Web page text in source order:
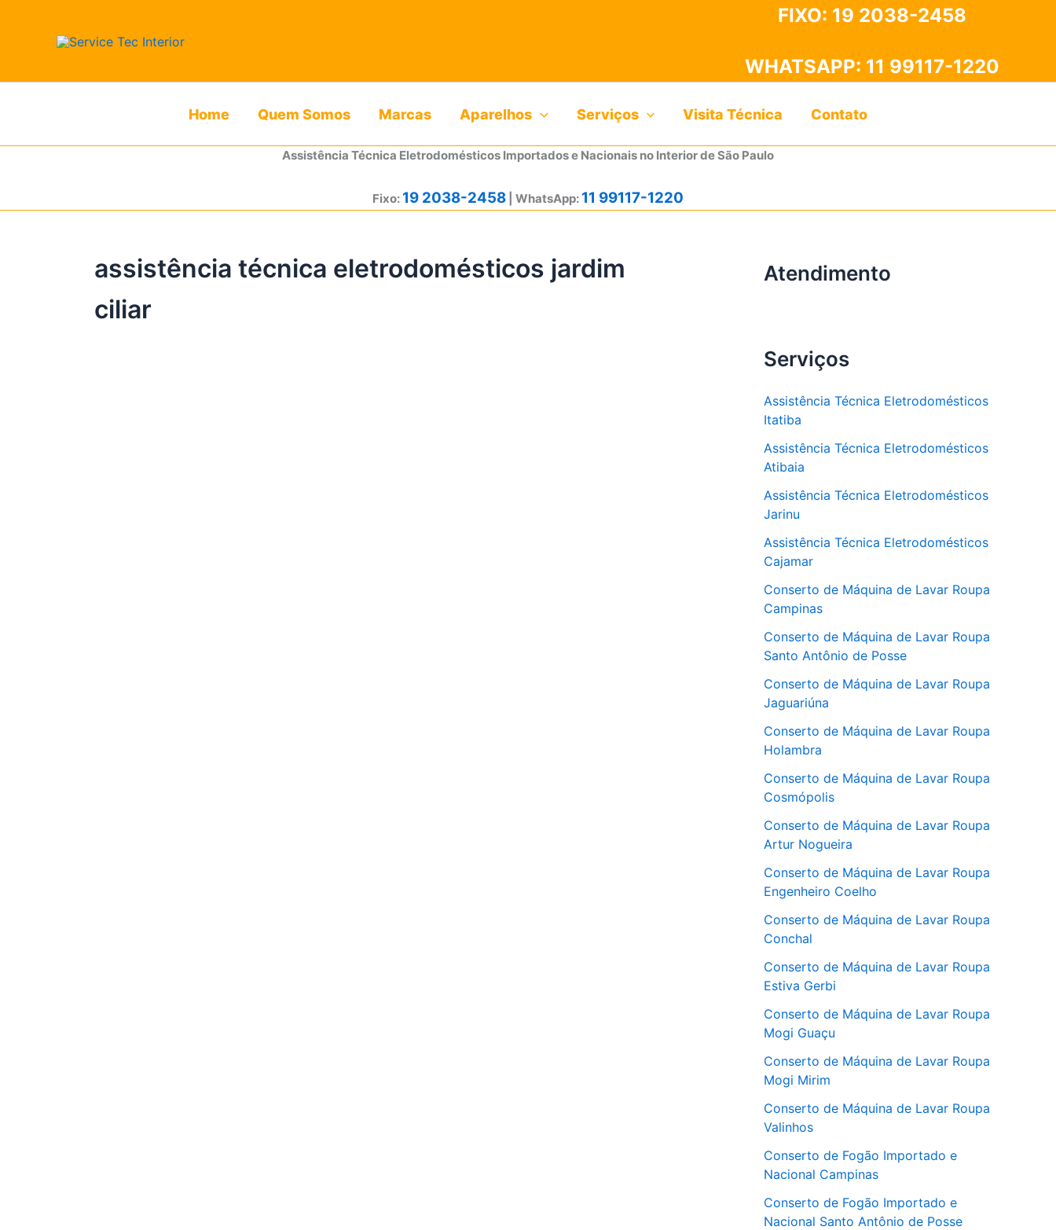
FIXO: 19 2038-2458
WHATSAPP: 11 99117-1220
Home Quem Somos Marcas Aparelhos Serviços Visita Técnica Contato
Assistência Técnica Eletrodomésticos Importados e Nacionais no Interior de São Paulo
Fixo: 19 2038-2458 | WhatsApp: 11 99117-1220
assistência técnica eletrodomésticos jardim
ciliar
Atendimento
Serviços
Assistência Técnica Eletrodomésticos
Itatiba
Assistência Técnica Eletrodomésticos
Atibaia
Assistência Técnica Eletrodomésticos
Jarinu
Assistência Técnica Eletrodomésticos
Cajamar
Conserto de Máquina de Lavar Roupa
Campinas
Conserto de Máquina de Lavar Roupa
Santo Antônio de Posse
Conserto de Máquina de Lavar Roupa
Jaguariúna
Conserto de Máquina de Lavar Roupa
Holambra
Conserto de Máquina de Lavar Roupa
Cosmópolis
Conserto de Máquina de Lavar Roupa
Artur Nogueira
Conserto de Máquina de Lavar Roupa
Engenheiro Coelho
Conserto de Máquina de Lavar Roupa
Conchal
Conserto de Máquina de Lavar Roupa
Estiva Gerbi
Conserto de Máquina de Lavar Roupa
Mogi Guaçu
Conserto de Máquina de Lavar Roupa
Mogi Mirim
Conserto de Máquina de Lavar Roupa
Valinhos
Conserto de Fogão Importado e
Nacional Campinas
Conserto de Fogão Importado e
Nacional Santo Antônio de Posse